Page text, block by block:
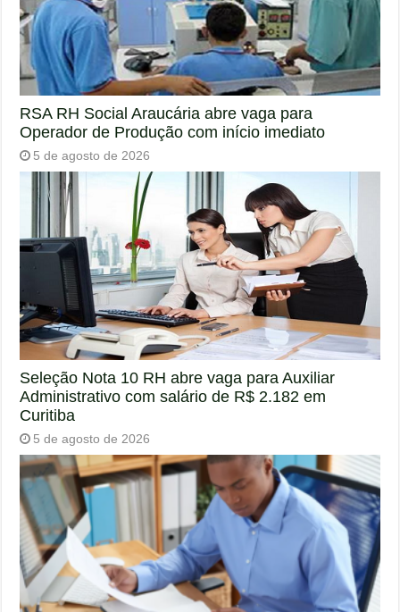
RSA RH Social Araucária abre vaga para
Operador de Produção com início imediato
5 de agosto de 2026
Seleção Nota 10 RH abre vaga para Auxiliar
Administrativo com salário de R$ 2.182 em
Curitiba
5 de agosto de 2026